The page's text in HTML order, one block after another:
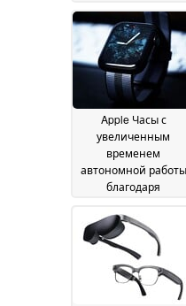
часов автономной
работы01 July 2026
Apple Часы с
увеличенным
временем
автономной работы
благодаря
вместо LTPO OLED-
дисплея
04 June 2026